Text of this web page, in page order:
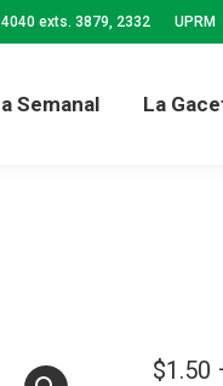
exts. 3879, 2332 UPRM
Semanal La
$1.50
Cartelera